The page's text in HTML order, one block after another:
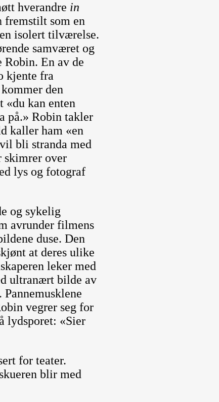
hverandre in
fremstilt som en
isolert tilværelse.
samværet og
En av de
kjente fra
den
kan enten
på.» Robin takler
kaller ham «en
bli stranda med
skimrer over
lys og fotograf
og sykelig
avrunder filmens
duse. Den
at deres ulike
leker med
ultranært bilde av
vegrer seg for
lydsporet: «Sier
for teater.
blir med